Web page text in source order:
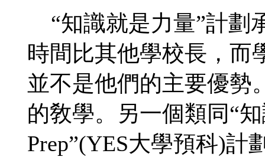
“知識就是力量”計劃
時間比其他學校長，而
並不是他們的主要優勢
的敎學。另一個類同“
Prep”(YES大學預科)計